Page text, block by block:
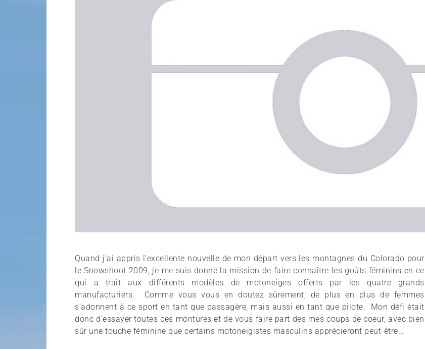
Quand j’ai appris l’excellente nouvelle de mon départ vers les montagnes du Colorado pour
le Snowshoot 2009, je me suis donné la mission de faire connaître les goûts féminins en ce
qui a trait aux différents modèles de motoneiges offerts par les quatre grands
manufacturiers. Comme vous vous en doutez sûrement, de plus en plus de femmes
s’adonnent à ce sport en tant que passagère, mais aussi en tant que pilote. Mon défi était
donc d’essayer toutes ces montures et de vous faire part des mes coups de coeur, avec bien
sûr une touche féminine que certains motoneigistes masculins apprécieront peut-être…